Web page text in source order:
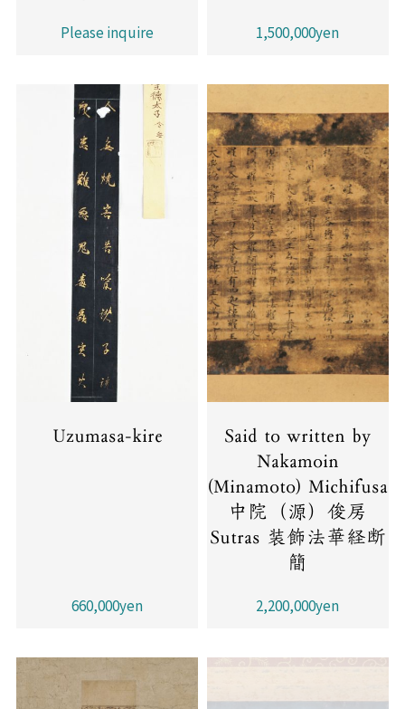
Please inquire 1,500,000yen
Uzumasa-kire
660,000yen
Said to written by
Nakamoin
(Minamoto) Michifusa
中院（源）俊房
Sutras 装飾法華経断
簡
2,200,000yen